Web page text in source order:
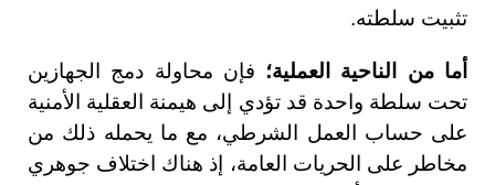
تثبيت سلطته.
أما من الناحية العملية؛ فإن محاولة دمج الجهازين
تحت سلطة واحدة قد تؤدي إلى هيمنة العقلية الأمنية
على حساب العمل الشرطي، مع ما يحمله ذلك من
مخاطر على الحريات العامة، إذ هناك اختلاف جوهري